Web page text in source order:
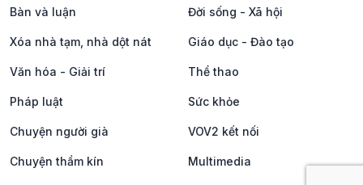
Bàn và luận Đời sống - Xã hội
Xóa nhà tạm, nhà dột nát Giáo dục - Đào tạo
Văn hóa - Giải trí Thể thao
Pháp luật Sức khỏe
Chuyện người già VOV2 kết nối
Chuyện thầm kín Multimedia